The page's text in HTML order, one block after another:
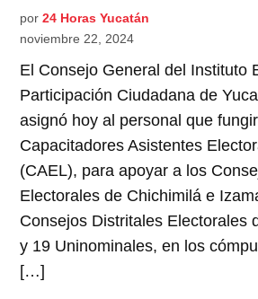
por 24 Horas Yucatán
noviembre 22, 2024
El Consejo General del Instituto
Participación Ciudadana de
asignó hoy al personal que
Capacitadores Asistentes
(CAEL), para apoyar a los
Electorales de Chichimilá e
Consejos Distritales Electorales
y 19 Uninominales, en los
[…]